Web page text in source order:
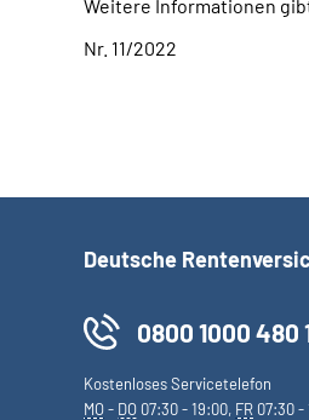
Weitere Informationen
Nr. 11/2022
Deutsche
0800 1000 480
Kostenloses Servicetelefon
MO- DO 07:30 - 19:00, FR 07:30 -